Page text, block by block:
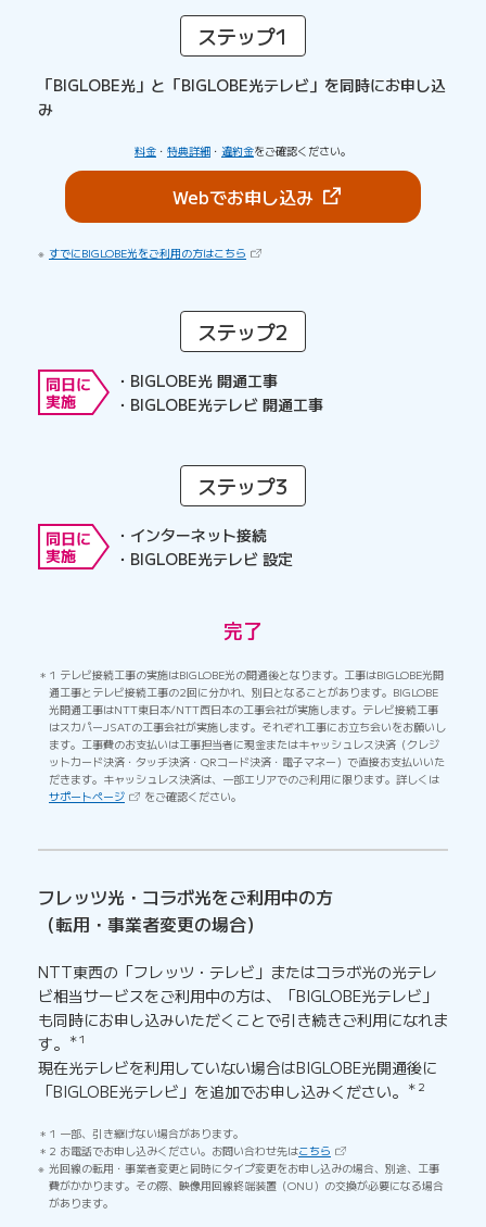
ステップ1
「BIGLOBE光」と「BIGLOBE光テレビ」を同時にお申し込
み
料金 ・ 特典詳細 ・ 違約金をご確認ください。
Webでお申し込み（新しいタブで開き
すでにBIGLOBE光をご利用の方はこちら （新しいタブで開きます）
ステップ2
BIGLOBE光 開通工事
BIGLOBE光テレビ 開通工事
ステップ3
インターネット接続
BIGLOBE光テレビ 設定
完了
1 テレビ接続工事の実施はBIGLOBE光の開通後となります。工事はBIGLOBE光開
通工事とテレビ接続工事の2回に分かれ、別日となることがあります。BIGLOBE
光開通工事はNTT東日本/NTT西日本の工事会社が実施します。テレビ接続工事
はスカパーJSATの工事会社が実施します。それぞれ工事にお立ち会いをお願いし
ます。工事費のお支払いは工事担当者に現金またはキャッシュレス決済（クレジ
ットカード決済・タッチ決済・QRコード決済・電子マネー）で直接お支払いいた
だきます。キャッシュレス決済は、一部エリアでのご利用に限ります。詳しくは
サポートページ（新しいタブで開きます）
をご確認ください。
フレッツ光・コラボ光をご利用中の方
（転用・事業者変更の場合）
NTT東西の「フレッツ・テレビ」またはコラボ光の光テレ
ビ相当サービスをご利用中の方は、「BIGLOBE光テレビ」
も同時にお申し込みいただくことで引き続きご利用になれま
す。
＊1
現在光テレビを利用していない場合はBIGLOBE光開通後に
「BIGLOBE光テレビ」を追加でお申し込みください。
＊2
1 一部、引き継げない場合があります。
2 お電話でお申し込みください。お問い合わせ先はこちら （新しいタブで開きます）
光回線の転用・事業者変更と同時にタイプ変更をお申し込みの場合、別途、工事
費がかかります。その際、映像用回線終端装置（ONU）の交換が必要になる場合
があります。